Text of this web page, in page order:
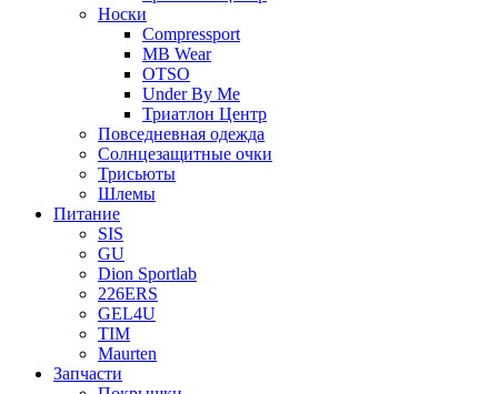
Носки
Compressport
MB Wear
OTSO
Under By Me
Триатлон Центр
Повседневная одежда
Солнцезащитные очки
Трисьюты
Шлемы
Питание
SIS
GU
Dion Sportlab
226ERS
GEL4U
TIM
Maurten
Запчасти